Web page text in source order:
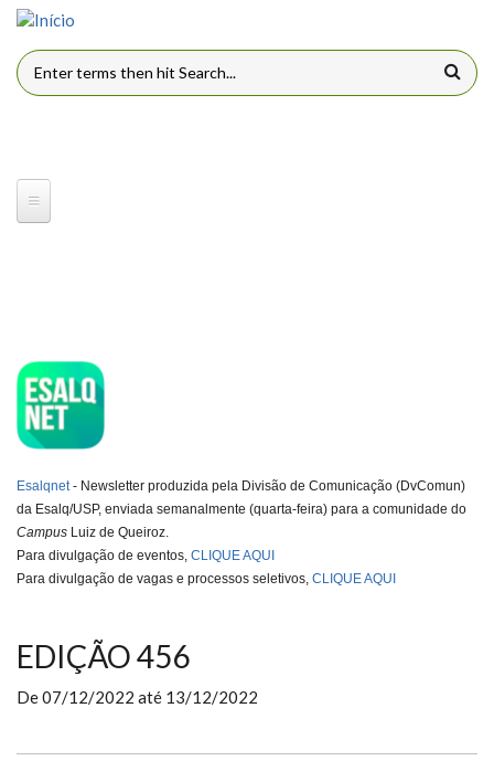
Pular para o conteúdo principal
FORMULÁRIO DE BUSCA
ESQLNET
Esalqnet- Newsletter produzida pela Divisão de Comunicação (DvComun)
da Esalq/USP, enviada semanalmente (quarta-feira) para a comunidade do
Campus Luiz de Queiroz.
Para divulgação de eventos, CLIQUE AQUI
Para divulgação de vagas e processos seletivos, CLIQUE AQUI
EDIÇÃO 456
De07/12/2022 até 13/12/2022